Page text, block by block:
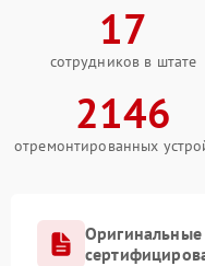
17
сотрудников в штате
2146
отремонтированных
Оригинальные